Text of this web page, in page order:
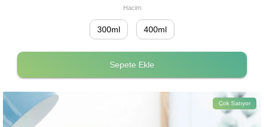
Hacim
300ml 400ml
Sepete Ekle
Çok Satıyor